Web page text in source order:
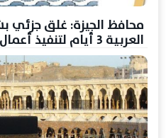
محافظ الجيزة: غلق جزئي
العربية 3 أيام لتنفيذ أعمال الغاز الطبيعي